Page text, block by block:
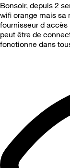
Bonsoir, depuis 2
wifi orange mais sa
fournisseur d
peut être de
fonctionne dans